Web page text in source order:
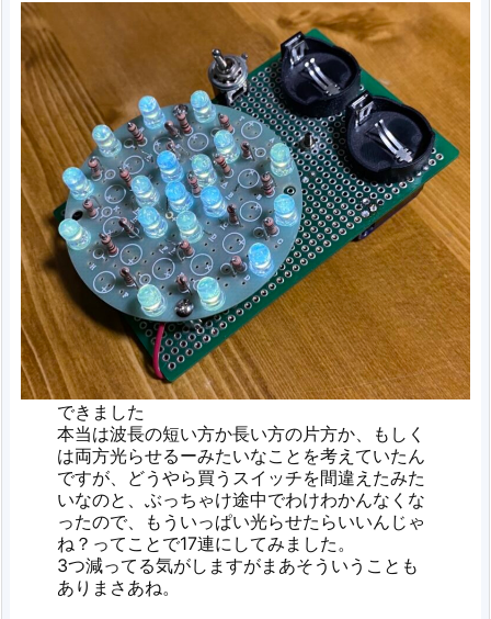
できました
本当は波長の短い方か長い方の片方か、もしく
は両方光らせるーみたいなことを考えていたん
ですが、どうやら買うスイッチを間違えたみた
いなのと、ぶっちゃけ途中でわけわかんなくな
ったので、もういっぱい光らせたらいいんじゃ
ね？ってことで17連にしてみました。
3つ減ってる気がしますがまあそういうことも
ありまさあね。